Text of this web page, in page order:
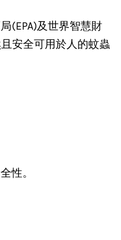
(EPA)及世界智慧財
安全可用於人的蚊蟲
性。